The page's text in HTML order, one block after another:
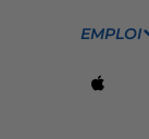
EMPLOI